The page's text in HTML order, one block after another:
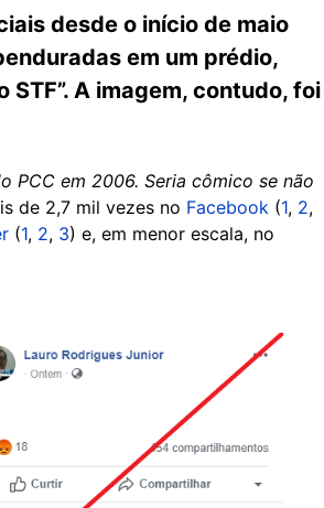
desde o início de maio
em um prédio,
A imagem, contudo, foi
PCC em 2006. Seria cômico se não
de 2,7 mil vezes no Facebook (1, 2,
(1, 2, 3) e, em menor escala, no